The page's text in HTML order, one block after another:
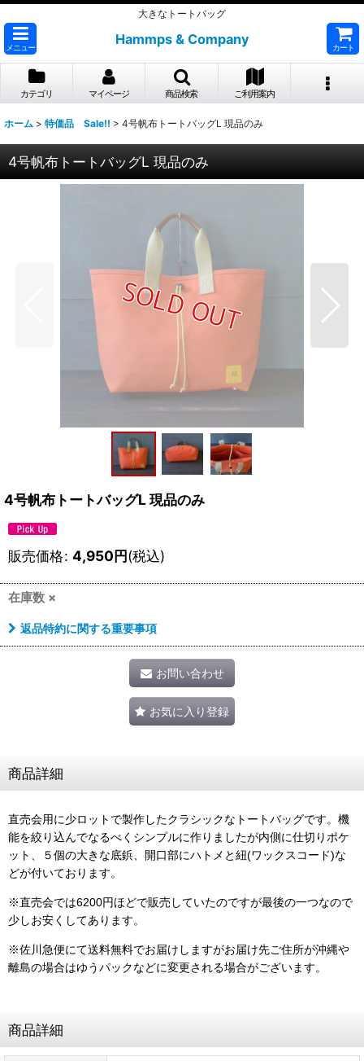
大きなトートバッグ
メニュー
Hammps & Company
カート
カテゴリ マイページ 商品検索 ご利用案内
ホーム > 特価品 Sale!! > 4号帆布トートバッグL 現品のみ
4号帆布トートバッグL 現品のみ
4号帆布トートバッグL 現品のみ
販売価格: 4,950円(税込)
在庫数 ×
返品特約に関する重要事項
お問い合わせ
お気に入り登録
商品詳細
直売会用に少ロットで製作したクラシックなトートバッグです。機
能を絞り込んでなるべくシンプルに作りましたが内側に仕切りポケ
ット、５個の大きな底鋲、開口部にハトメと紐(ワックスコード)な
どが付いております。
※直売会では6200円ほどで販売していたのですが最後の一つなので
少しお安くしてあります。
※佐川急便にて送料無料でお届けしますがお届け先ご住所が沖縄や
離島の場合はゆうパックなどに変更される場合がございます。
商品詳細